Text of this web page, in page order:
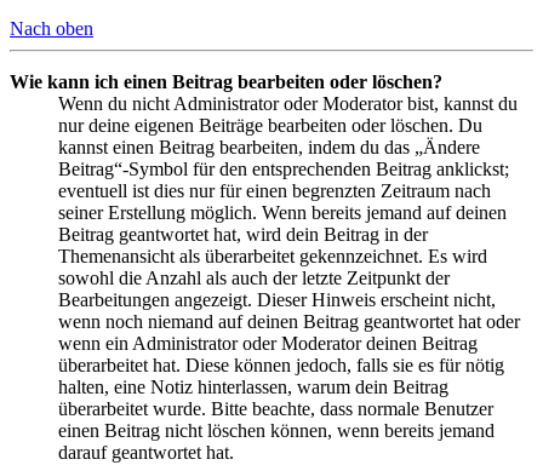
Nach oben
Wie kann ich einen Beitrag bearbeiten oder löschen?
Wenn du nicht Administrator oder Moderator bist, kannst du
nur deine eigenen Beiträge bearbeiten oder löschen. Du
kannst einen Beitrag bearbeiten, indem du das „Ändere
Beitrag“-Symbol für den entsprechenden Beitrag anklickst;
eventuell ist dies nur für einen begrenzten Zeitraum nach
seiner Erstellung möglich. Wenn bereits jemand auf deinen
Beitrag geantwortet hat, wird dein Beitrag in der
Themenansicht als überarbeitet gekennzeichnet. Es wird
sowohl die Anzahl als auch der letzte Zeitpunkt der
Bearbeitungen angezeigt. Dieser Hinweis erscheint nicht,
wenn noch niemand auf deinen Beitrag geantwortet hat oder
wenn ein Administrator oder Moderator deinen Beitrag
überarbeitet hat. Diese können jedoch, falls sie es für nötig
halten, eine Notiz hinterlassen, warum dein Beitrag
überarbeitet wurde. Bitte beachte, dass normale Benutzer
einen Beitrag nicht löschen können, wenn bereits jemand
darauf geantwortet hat.